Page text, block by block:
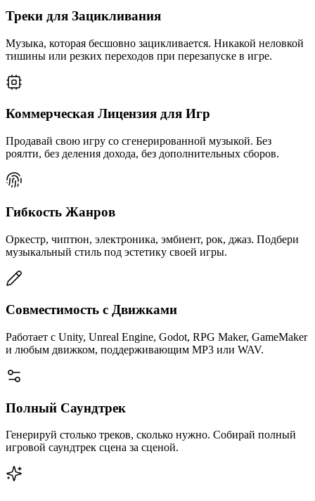
Треки для Зацикливания
Музыка, которая бесшовно зацикливается. Никакой неловкой
тишины или резких переходов при перезапуске в игре.
Коммерческая Лицензия для Игр
Продавай свою игру со сгенерированной музыкой. Без
роялти, без деления дохода, без дополнительных сборов.
Гибкость Жанров
Оркестр, чиптюн, электроника, эмбиент, рок, джаз. Подбери
музыкальный стиль под эстетику своей игры.
Совместимость с Движками
Работает с Unity, Unreal Engine, Godot, RPG Maker, GameMaker
и любым движком, поддерживающим MP3 или WAV.
Полный Саундтрек
Генерируй столько треков, сколько нужно. Собирай полный
игровой саундтрек сцена за сценой.